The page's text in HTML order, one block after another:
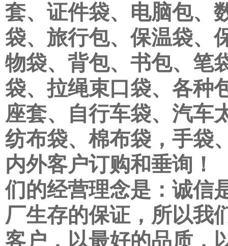
套、证件袋、电脑包、
袋、旅行包、保温袋、
物袋、背包、书包、笔
袋、拉绳束口袋、各种
座套、自行车袋、汽车
纺布袋、棉布袋，手袋
内外客户订购和垂询！
们的经营理念是：诚信
厂生存的保证，所以我
客户，以最好的品质，